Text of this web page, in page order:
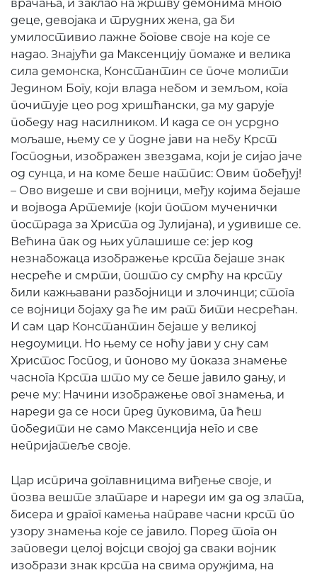
врачања, и заклао на жртву демонима много
деце, девојака и трудних жена, да би
умилостивио лажне богове своје на које се
надао. Знајући да Максенцију помаже и велика
сила демонска, Константин се поче молити
Једином Богу, који влада небом и земљом, кога
почитује цео род хришћански, да му дарује
победу над насилником. И када се он усрдно
мољаше, њему се у подне јави на небу Крст
Господњи, изображен звездама, који је сијао јаче
од сунца, и на коме беше натпис: Овим побеђуј!
– Ово видеше и сви војници, међу којима бејаше
и војвода Артемије (који потом мученички
пострада за Христа од Јулијана), и удивише се.
Већина пак од њих уплашише се: јер код
незнабожаца изображење крста бејаше знак
несреће и смрти, пошто су смрћу на крсту
били кажњавани разбојници и злочинци; стога
се војници бојаху да ће им рат бити несрећан.
И сам цар Константин бејаше у великој
недоумици. Но њему се ноћу јави у сну сам
Христос Господ, и поново му показа знамење
часнога Крста што му се беше јавило дању, и
рече му: Начини изображење овог знамења, и
нареди да се носи пред пуковима, па ћеш
победити не само Максенција него и све
непријатеље своје.
Цар исприча доглавницима виђење своје, и
позва веште златаре и нареди им да од злата,
бисера и драгог камења направе часни крст по
узору знамења које се јавило. Поред тога он
заповеди целој војсци својој да сваки војник
изобрази знак крста на свима оружјима, на